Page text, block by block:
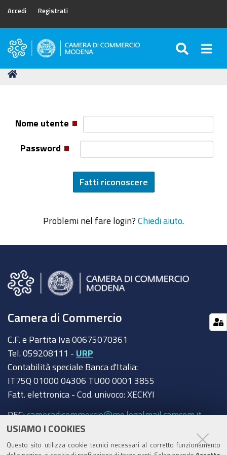
USIAMO I COOKIES
Questo sito utilizza cookie tecnici necessari al corretto funzionamento
Accedi Registrati
Camera
Commercio
Tu
Nome utente
Password
Problemi nel fare login? Chiedi aiuto
Camera di Commercio
C.F. e Partita Iva 00675070361
Tel. 059208111 - URP
Contabilità speciale Banca d'Italia:
IT75Q 01000 04306 TU00 0001 3855
Fatt. elettronica - Cod. univoco: XECKYI
PEC:cameradicommercio@mo.legalmail.camcom.it
Trasparenza